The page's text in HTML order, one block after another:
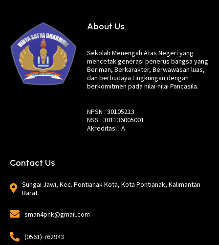
About Us
Sekolah Menengah Atas Negeri yang
mencetak generasi penerus bangsa yang
Beriman, Berkarakter, Berwawasan luas,
dan berbudaya Lingkungan dengan
berkomitmen pada nilai-nilai Pancasila.
NPSN : 30105213
NSS : 301136005001
Akreditasi : A
Contact Us
Sungai Jawi, Kec. Pontianak Kota, Kota Pontianak, Kalimantan
Barat
sman4pnk@gmail.com
(0561) 762943